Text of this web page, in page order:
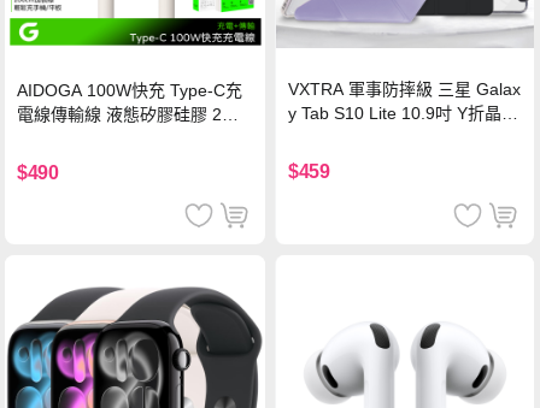
AIDOGA 100W快充 Type-C充
電線傳輸線 液態矽膠硅膠 2M
$490
VXTRA 軍事防摔級 三星 Galax
y Tab S10 Lite 10.9吋 Y折晶透
$459